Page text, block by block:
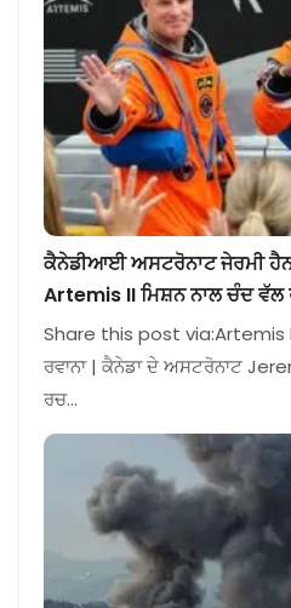
ਕੈਨੇਡੀਆਈ ਅਸਟਰੋਨਾਟ ਜੇਰਮੀ
Artemis II ਮਿਸ਼ਨ ਨਾਲ ਚੰਦ ਵੱਲ
Share this post via:Artemis
ਰਵਾਨਾ | ਕੈਨੇਡਾ ਦੇ ਅਸਟਰੋਨਾਟ
ਰਚ…